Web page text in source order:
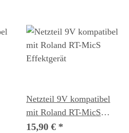
Netzteil 9V kompatibel
mit Roland RT-MicS
Effektgerät
15,90 € *